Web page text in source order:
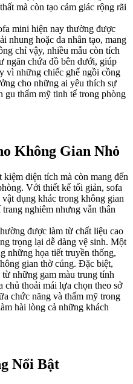
mà còn tạo cảm giác rộng rãi
mini hiện nay thường được
nhung hoặc da nhân tạo, mang
chỉ vậy, nhiều mẫu còn tích
ngăn chứa đồ bên dưới, giúp
vì những chiếc ghế ngồi cồng
cho những ai yêu thích sự
gu thẩm mỹ tinh tế trong phòng
Không Gian Nhỏ
diện tích mà còn mang đến
Với thiết kế tối giản, sofa
dụng khác trong không gian
nghiêm nhưng vẫn thân
được làm từ chất liệu cao
trọng lại dễ dàng vệ sinh. Một
những họa tiết truyền thống,
gian thờ cúng. Đặc biệt,
từ những gam màu trung tính
chủ thoải mái lựa chọn theo sở
chức năng và thẩm mỹ trong
hài lòng cả những khách
Nổi Bật